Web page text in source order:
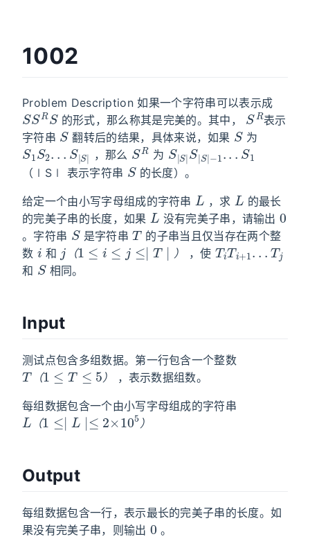
1002
Problem Description 如果一个字符串可以表示成
SSRS
的形式，那么称其是完美的。其中，
SR
表示
字符串
S
翻转后的结果，具体来说，如果
S
为
S1S2 ..S|S|
，那么
SR
为
S|S|S |S|
−1...S 1
（∣S∣ 表示字符串
S
的长度）。
给定一个由小写字母组成的字符串 ，求
的最长
的完美子串的长度，如果
L
没有完美子串，请输出
0
。字符串
S
是字符串
T
的子串当且仅当存在两个整
数
i
和 （ ）
j（1≤i≤j≤∣T ∣）
，使
TiTi+1...Tj
和
S
相同。
Input
测试点包含多组数据。第一行包含一个整数
（ ）
T（1≤T≤5）
，表示数据组数。
每组数据包含一个由小写字母组成的字符串
（ ）
L（1≤∣L∣≤2×105）
Output
每组数据包含一行，表示最长的完美子串的长度。如
果没有完美子串，则输出
0
。